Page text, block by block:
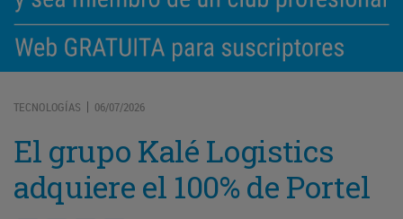
TECNOLOGÍAS | 06/07/2026
El grupo Kalé Logistics
adquiere el 100% de Portel